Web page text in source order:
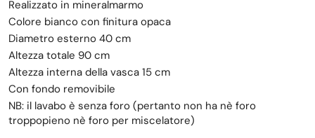
Realizzato in mineralmarmo
Colore bianco con finitura opaca
Diametro esterno 40 cm
Altezza totale 90 cm
Altezza interna della vasca 15 cm
Con fondo removibile
NB: il lavabo è senza foro (pertanto non ha nè foro
troppopieno nè foro per miscelatore)